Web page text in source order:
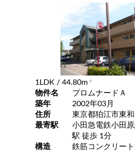
1LDK / 44.80m 2
物件名
プロムナードＡ
築年
2002年03月
住所
東京都狛江市東
最寄駅
小田急電鉄小田原
駅 徒歩 1分
構造
鉄筋コンクリー